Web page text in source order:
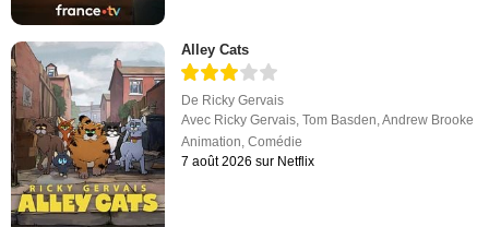
Alley Cats
De Ricky Gervais
Avec Ricky Gervais,Tom Basden,Andrew Brooke
Animation,Comédie
7 août 2026 sur Netflix